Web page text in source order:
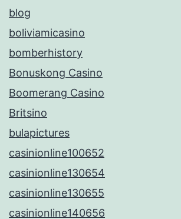
blog
boliviamicasino
bomberhistory
Bonuskong Casino
Boomerang Casino
Britsino
bulapictures
casinionline100652
casinionline130654
casinionline130655
casinionline140656